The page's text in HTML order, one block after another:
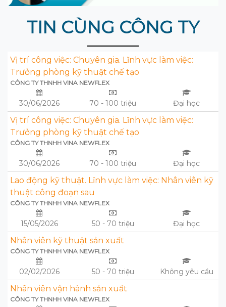
TIN CÙNG CÔNG TY
Vị trí công việc: Chuyên gia. Lĩnh vực làm việc:
Trưởng phòng kỹ thuật chế tạo
CÔNG TY THNHH VINA NEWFLEX
30/06/2026 70 - 100 triệu Đại học
Vị trí công việc: Chuyên gia. Lĩnh vực làm việc:
Trưởng phòng kỹ thuật chế tạo
CÔNG TY THNHH VINA NEWFLEX
30/06/2026 70 - 100 triệu Đại học
Lao động kỹ thuật. Lĩnh vực làm việc: Nhân viên kỹ
thuật công đoạn sau
CÔNG TY THNHH VINA NEWFLEX
15/05/2026 50 - 70 triệu Đại học
Nhân viên kỹ thuật sản xuất
CÔNG TY THNHH VINA NEWFLEX
02/02/2026 50 - 70 triệu Không yêu cầu
Nhân viên vận hành sản xuất
CÔNG TY THNHH VINA NEWFLEX